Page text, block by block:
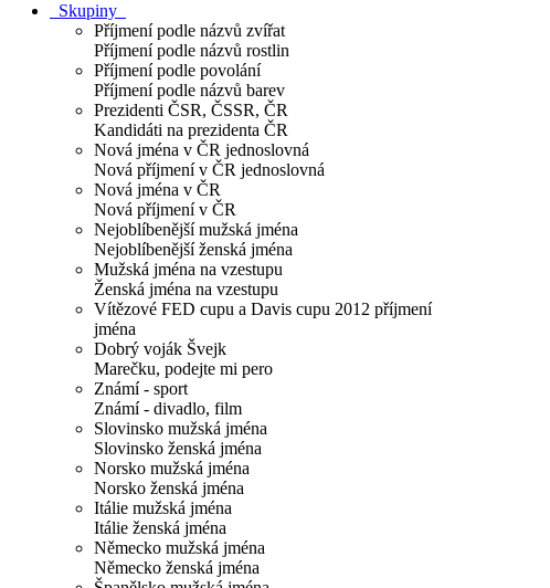
Skupiny
Příjmení podle názvů zvířat
Příjmení podle názvů rostlin
Příjmení podle povolání
Příjmení podle názvů barev
Prezidenti ČSR, ČSSR, ČR
Kandidáti na prezidenta ČR
Nová jména v ČR jednoslovná
Nová příjmení v ČR jednoslovná
Nová jména v ČR
Nová příjmení v ČR
Nejoblíbenější mužská jména
Nejoblíbenější ženská jména
Mužská jména na vzestupu
Ženská jména na vzestupu
Vítězové FED cupu a Davis cupu 2012 příjmení
jména
Dobrý voják Švejk
Marečku, podejte mi pero
Známí - sport
Známí - divadlo, film
Slovinsko mužská jména
Slovinsko ženská jména
Norsko mužská jména
Norsko ženská jména
Itálie mužská jména
Itálie ženská jména
Německo mužská jména
Německo ženská jména